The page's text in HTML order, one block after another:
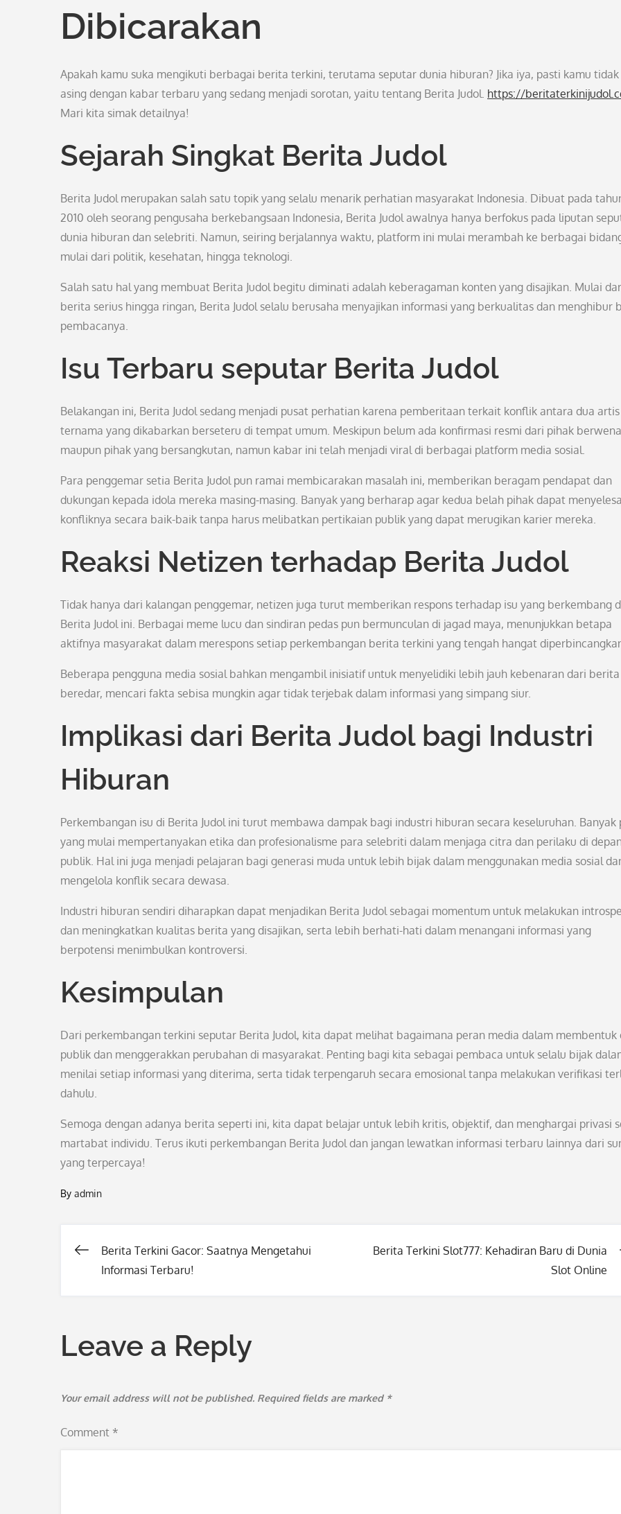
Dibicarakan
Apakah kamu suka mengikuti berbagai berita terkini, terutama seputar dunia hiburan? Jika iya, pasti kamu tidak
asing dengan kabar terbaru yang sedang menjadi sorotan, yaitu tentang Berita Judol. https://
Mari kita simak detailnya!
Sejarah Singkat Berita Judol
Berita Judol merupakan salah satu topik yang selalu menarik perhatian masyarakat Indonesia. Dibuat pada
2010 oleh seorang pengusaha berkebangsaan Indonesia, Berita Judol awalnya hanya berfokus pada liputan
dunia hiburan dan selebriti. Namun, seiring berjalannya waktu, platform ini mulai merambah ke berbagai
mulai dari politik, kesehatan, hingga teknologi.
Salah satu hal yang membuat Berita Judol begitu diminati adalah keberagaman konten yang disajikan. Mulai
berita serius hingga ringan, Berita Judol selalu berusaha menyajikan informasi yang berkualitas dan menghibur
pembacanya.
Isu Terbaru seputar Berita Judol
Belakangan ini, Berita Judol sedang menjadi pusat perhatian karena pemberitaan terkait konflik antara dua artis
ternama yang dikabarkan berseteru di tempat umum. Meskipun belum ada konfirmasi resmi dari pihak
maupun pihak yang bersangkutan, namun kabar ini telah menjadi viral di berbagai platform media sosial.
Para penggemar setia Berita Judol pun ramai membicarakan masalah ini, memberikan beragam pendapat dan
dukungan kepada idola mereka masing-masing. Banyak yang berharap agar kedua belah pihak dapat
konfliknya secara baik-baik tanpa harus melibatkan pertikaian publik yang dapat merugikan karier mereka.
Reaksi Netizen terhadap Berita Judol
Tidak hanya dari kalangan penggemar, netizen juga turut memberikan respons terhadap isu yang berkembang
Berita Judol ini. Berbagai meme lucu dan sindiran pedas pun bermunculan di jagad maya, menunjukkan betapa
aktifnya masyarakat dalam merespons setiap perkembangan berita terkini yang tengah hangat
Beberapa pengguna media sosial bahkan mengambil inisiatif untuk menyelidiki lebih jauh kebenaran dari
beredar, mencari fakta sebisa mungkin agar tidak terjebak dalam informasi yang simpang siur.
Implikasi dari Berita Judol bagi Industri
Hiburan
Perkembangan isu di Berita Judol ini turut membawa dampak bagi industri hiburan secara keseluruhan. Banyak
yang mulai mempertanyakan etika dan profesionalisme para selebriti dalam menjaga citra dan perilaku di
publik. Hal ini juga menjadi pelajaran bagi generasi muda untuk lebih bijak dalam menggunakan media sosial
mengelola konflik secara dewasa.
Industri hiburan sendiri diharapkan dapat menjadikan Berita Judol sebagai momentum untuk melakukan
dan meningkatkan kualitas berita yang disajikan, serta lebih berhati-hati dalam menangani informasi yang
berpotensi menimbulkan kontroversi.
Kesimpulan
Dari perkembangan terkini seputar Berita Judol, kita dapat melihat bagaimana peran media dalam membentuk
publik dan menggerakkan perubahan di masyarakat. Penting bagi kita sebagai pembaca untuk selalu bijak
menilai setiap informasi yang diterima, serta tidak terpengaruh secara emosional tanpa melakukan verifikasi
dahulu.
Semoga dengan adanya berita seperti ini, kita dapat belajar untuk lebih kritis, objektif, dan menghargai privasi
martabat individu. Terus ikuti perkembangan Berita Judol dan jangan lewatkan informasi terbaru lainnya dari
yang terpercaya!
By admin
Post
Berita Terkini Gacor: Saatnya Mengetahui
Informasi Terbaru!
Berita Terkini Slot777: Kehadiran Baru di Dunia
Slot Online
Leave a Reply
Your email address will not be published. Required fields are marked *
Comment *